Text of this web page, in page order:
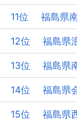
11位 福島県
12位 福島県
13位 福島県
14位 福島県
15位 福島県